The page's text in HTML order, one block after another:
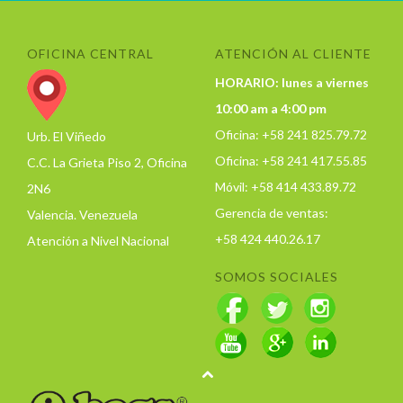
OFICINA CENTRAL
Urb. El Viñedo
C.C. La Grieta Piso 2, Oficina
2N6
Valencia. Venezuela
Atención a Nivel Nacional
ATENCIÓN AL CLIENTE
HORARIO: lunes a viernes
10:00 am a 4:00 pm
Oficina: +58 241 825.79.72
Oficina: +58 241 417.55.85
Móvil: +58 414 433.89.72
Gerencia de ventas:
+58 424 440.26.17
SOMOS SOCIALES